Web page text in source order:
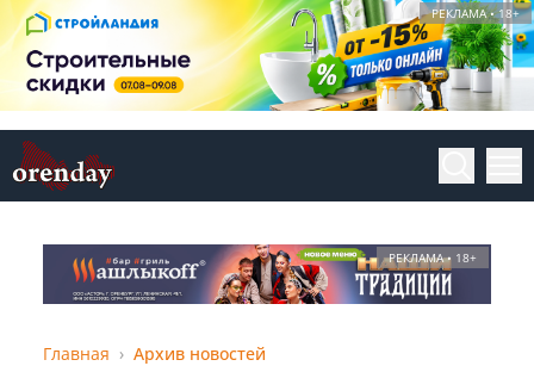
РЕКЛАМА • 18+
РЕКЛАМА • 18+
Главная Архив новостей